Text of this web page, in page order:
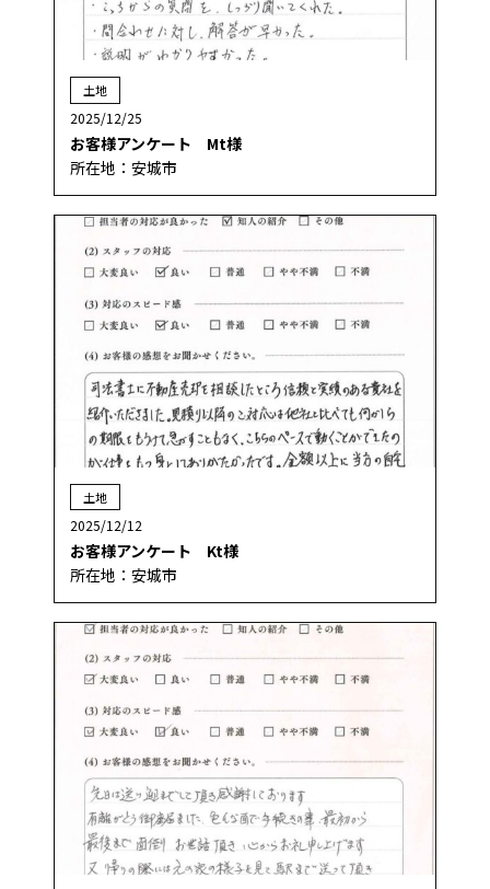
土地
2025/12/25
お客様アンケート Mt様
所在地：安城市
土地
2025/12/12
お客様アンケート Kt様
所在地：安城市